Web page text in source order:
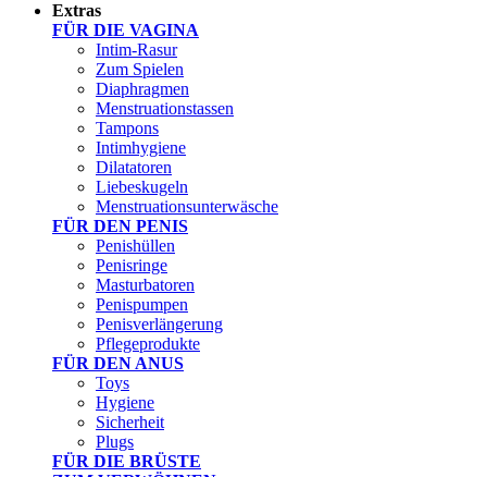
Extras
FÜR DIE VAGINA
Intim-Rasur
Zum Spielen
Diaphragmen
Menstruationstassen
Tampons
Intimhygiene
Dilatatoren
Liebeskugeln
Menstruationsunterwäsche
FÜR DEN PENIS
Penishüllen
Penisringe
Masturbatoren
Penispumpen
Penisverlängerung
Pflegeprodukte
FÜR DEN ANUS
Toys
Hygiene
Sicherheit
Plugs
FÜR DIE BRÜSTE